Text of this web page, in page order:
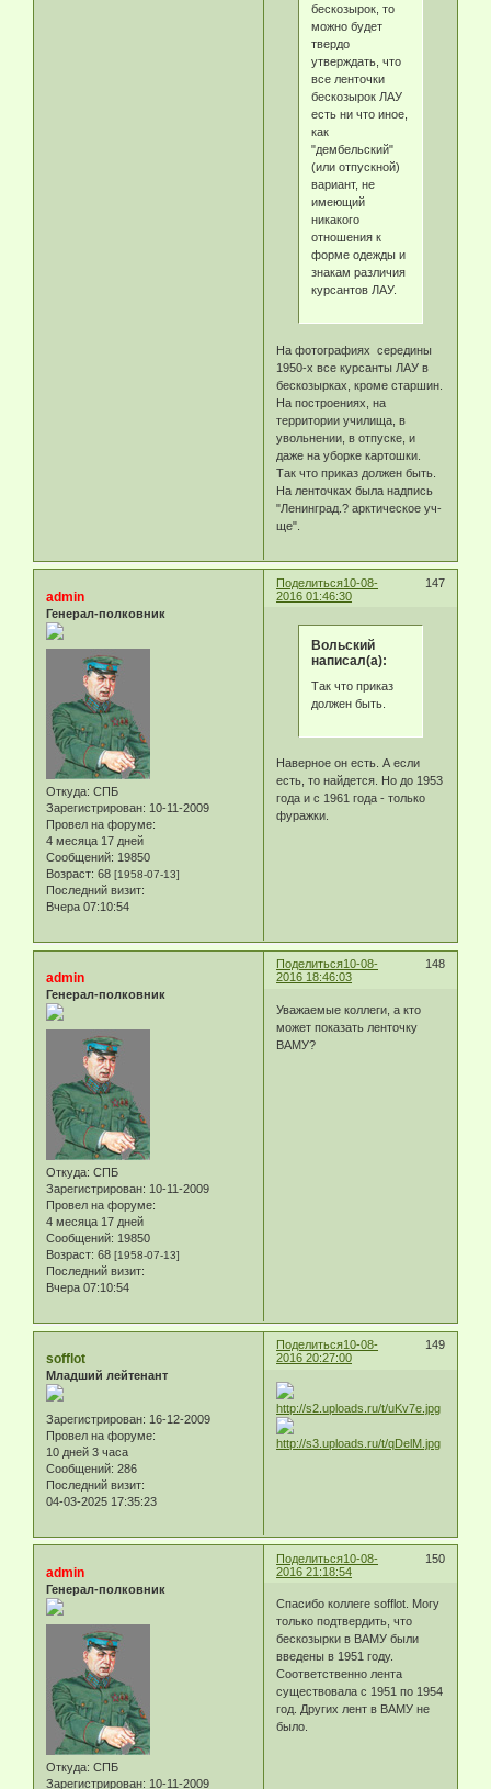
бескозырок, то
можно будет
твердо
утверждать, что
все ленточки
бескозырок ЛАУ
есть ни что иное,
как
"дембельский"
(или отпускной)
вариант, не
имеющий
никакого
отношения к
форме одежды и
знакам различия
курсантов ЛАУ.
На фотографиях середины
1950-х все курсанты ЛАУ в
бескозырках, кроме старшин.
На построениях, на
территории училища, в
увольнении, в отпуске, и
даже на уборке картошки.
Так что приказ должен быть.
На ленточках была надпись
"Ленинград.? арктическое уч-
ще".
Поделиться 147
10-08-
2016 01:46:30
admin
Генерал-полковник
Откуда: СПБ
Зарегистрирован: 10-11-2009
Провел на форуме:
4 месяца 17 дней
Сообщений: 19850
Возраст: 68 [1958-07-13]
Последний визит:
Вчера 07:10:54
Вольский
написал(а):
Так что приказ
должен быть.
Наверное он есть. А если
есть, то найдется. Но до 1953
года и с 1961 года - только
фуражки.
Поделиться 148
10-08-
2016 18:46:03
admin
Генерал-полковник
Откуда: СПБ
Зарегистрирован: 10-11-2009
Провел на форуме:
4 месяца 17 дней
Сообщений: 19850
Возраст: 68 [1958-07-13]
Последний визит:
Вчера 07:10:54
Уважаемые коллеги, а кто
может показать ленточку
ВАМУ?
Поделиться 149
10-08-
2016 20:27:00
sofflot
Младший лейтенант
Зарегистрирован: 16-12-2009
Провел на форуме:
10 дней 3 часа
Сообщений: 286
Последний визит:
04-03-2025 17:35:23
Поделиться 150
10-08-
2016 21:18:54
admin
Генерал-полковник
Откуда: СПБ
Зарегистрирован: 10-11-2009
Спасибо коллеге sofflot. Могу
только подтвердить, что
бескозырки в ВАМУ были
введены в 1951 году.
Соответственно лента
существовала с 1951 по 1954
год. Других лент в ВАМУ не
было.